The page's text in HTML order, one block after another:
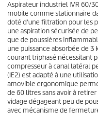
c
e
.
Aspirateur industriel IVR 60/
mobile comme stationnaire
doté d'une filtration pour les
une aspiration sécurisée de
que de poussières
une puissance absorbée de
courant triphasé nécessitant
compresseur à canal latéral
(IE2) est adapté à une
amovible ergonomique
de 60 litres sans avoir à
vidage dégageant peu de
avec mécanisme de